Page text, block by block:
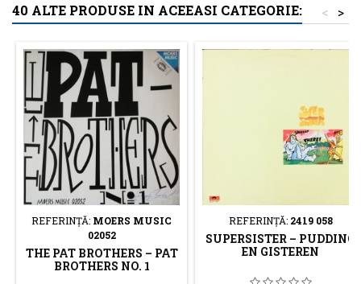
40 ALTE PRODUSE IN ACEEASI CATEGORIE: >
<
REFERINŢĂ: MOERS MUSIC
02052
THE PAT BROTHERS – PAT
BROTHERS NO. 1
REFERINŢĂ: 2419 058
SUPERSISTER ‎– PUDDING
EN GISTEREN